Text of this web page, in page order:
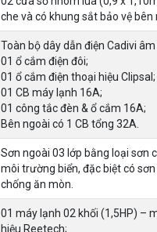
che và có khung sắt bảo vệ bên
Toàn bộ dây dẫn điện Cadivi
01 ổ cắm điện đôi;
01 ổ cắm điện thoại hiệu Clipsal;
01 CB máy lạnh 16A;
01 công tắc đèn & ổ cắm 16A;
Bên ngoài có 1 CB tổng 32A.
Sơn ngoài 03 lớp bằng loại sơn
môi trường biển, đặc biệt có
chống ăn mòn.
01 máy lạnh 02 khối (1,5HP) –
hiệu Reetech;